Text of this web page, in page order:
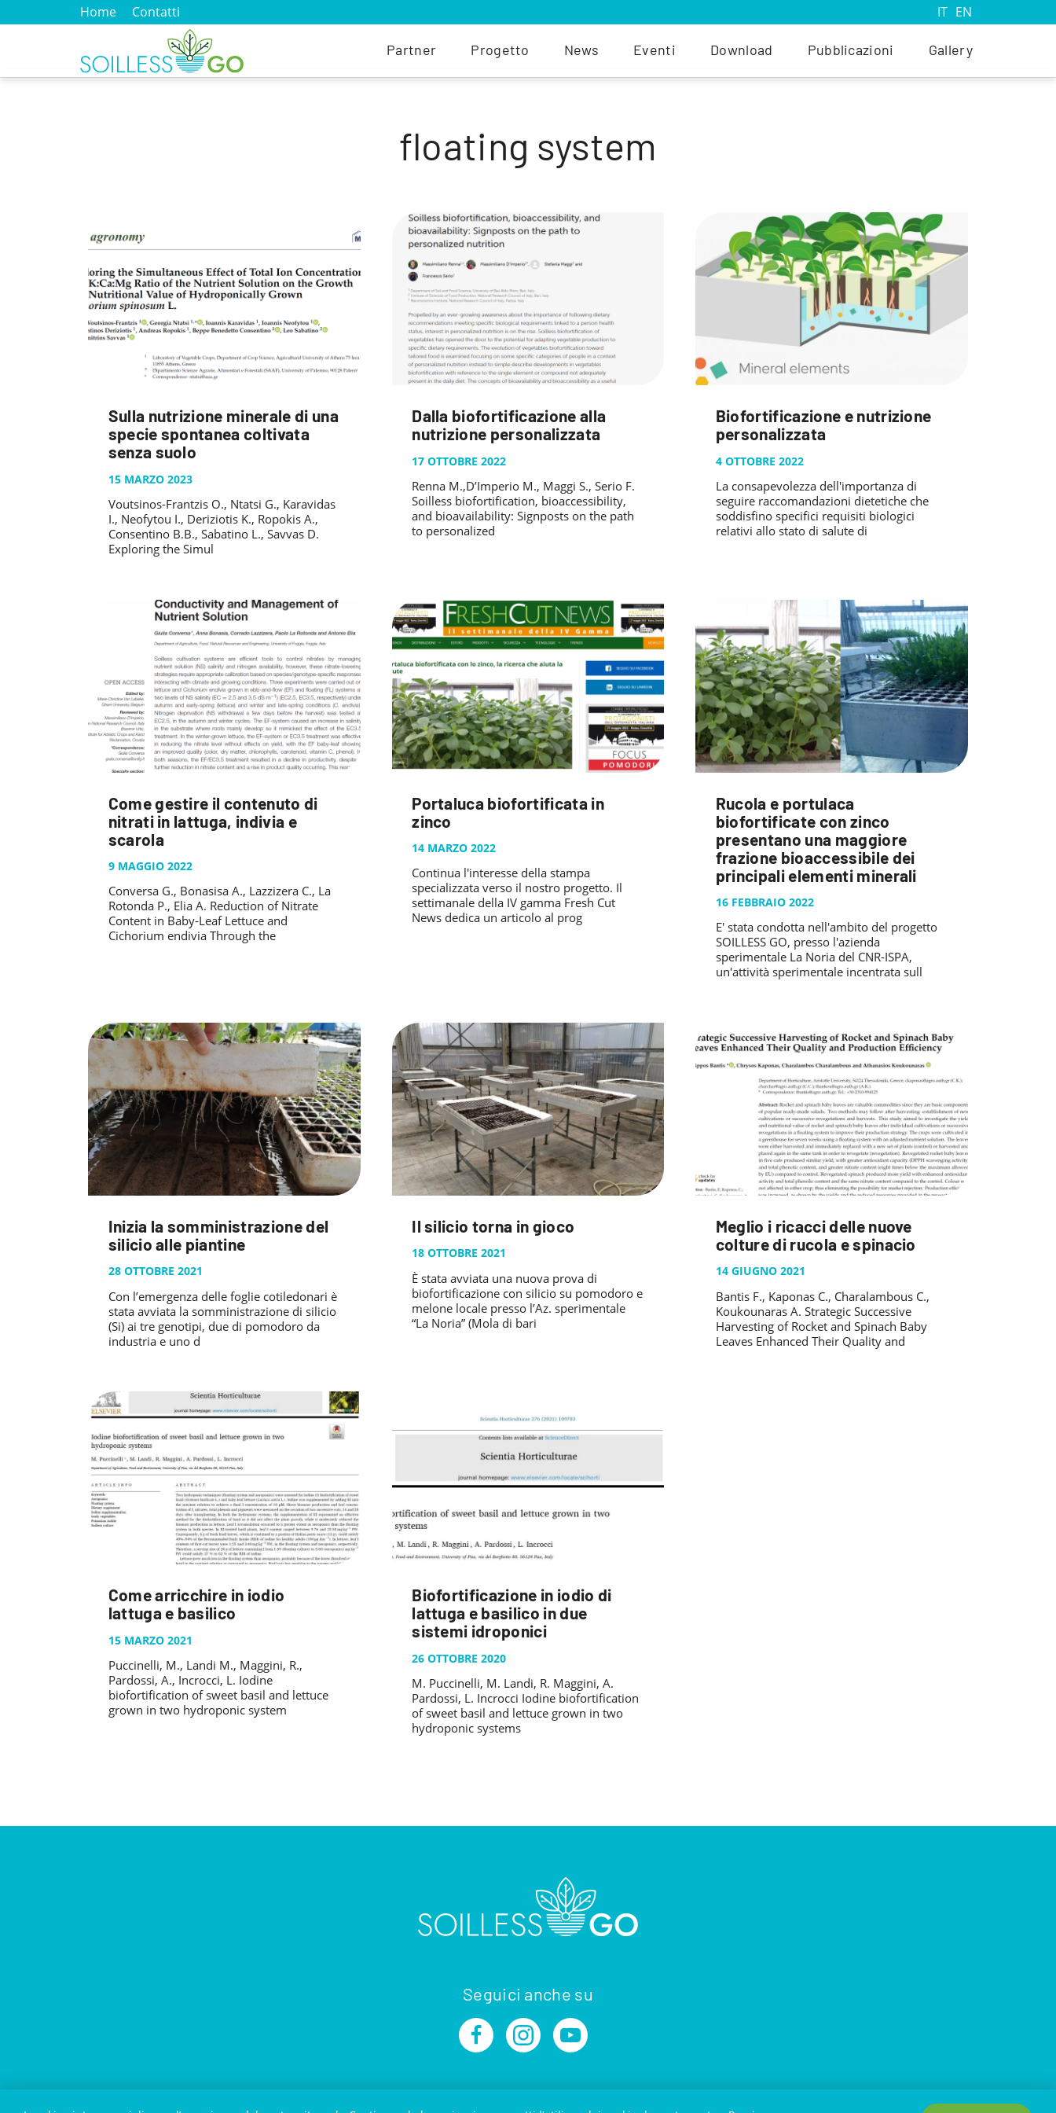
Home Contatti IT EN
Partner Progetto News Eventi Download Pubblicazioni Gallery
floating system
Sulla nutrizione minerale di una
specie spontanea coltivata
senza suolo
15 MARZO 2023
Voutsinos-Frantzis O., Ntatsi G., Karavidas
I., Neofytou I., Deriziotis K., Ropokis A.,
Consentino B.B., Sabatino L., Savvas D.
Exploring the Simul
Dalla biofortificazione alla
nutrizione personalizzata
17 OTTOBRE 2022
Renna M.,D’Imperio M., Maggi S., Serio F.
Soilless biofortification, bioaccessibility,
and bioavailability: Signposts on the path
to personalized
Biofortificazione e nutrizione
personalizzata
4 OTTOBRE 2022
La consapevolezza dell'importanza di
seguire raccomandazioni dietetiche che
soddisfino specifici requisiti biologici
relativi allo stato di salute di
Come gestire il contenuto di
nitrati in lattuga, indivia e
scarola
9 MAGGIO 2022
Conversa G., Bonasisa A., Lazzizera C., La
Rotonda P., Elia A. Reduction of Nitrate
Content in Baby-Leaf Lettuce and
Cichorium endivia Through the
Portaluca biofortificata in
zinco
14 MARZO 2022
Continua l'interesse della stampa
specializzata verso il nostro progetto. Il
settimanale della IV gamma Fresh Cut
News dedica un articolo al prog
Rucola e portulaca
biofortificate con zinco
presentano una maggiore
frazione bioaccessibile dei
principali elementi minerali
16 FEBBRAIO 2022
E' stata condotta nell'ambito del progetto
SOILLESS GO, presso l'azienda
sperimentale La Noria del CNR-ISPA,
un'attività sperimentale incentrata sull
Inizia la somministrazione del
silicio alle piantine
28 OTTOBRE 2021
Con l’emergenza delle foglie cotiledonari è
stata avviata la somministrazione di silicio
(Si) ai tre genotipi, due di pomodoro da
industria e uno d
Il silicio torna in gioco
18 OTTOBRE 2021
È stata avviata una nuova prova di
biofortificazione con silicio su pomodoro e
melone locale presso l’Az. sperimentale
“La Noria” (Mola di bari
Meglio i ricacci delle nuove
colture di rucola e spinacio
14 GIUGNO 2021
Bantis F., Kaponas C., Charalambous C.,
Koukounaras A. Strategic Successive
Harvesting of Rocket and Spinach Baby
Leaves Enhanced Their Quality and
Come arricchire in iodio
lattuga e basilico
15 MARZO 2021
Puccinelli, M., Landi M., Maggini, R.,
Pardossi, A., Incrocci, L. Iodine
biofortification of sweet basil and lettuce
grown in two hydroponic system
Biofortificazione in iodio di
lattuga e basilico in due
sistemi idroponici
26 OTTOBRE 2020
M. Puccinelli, M. Landi, R. Maggini, A.
Pardossi, L. Incrocci Iodine biofortification
of sweet basil and lettuce grown in two
hydroponic systems
Seguici anche su